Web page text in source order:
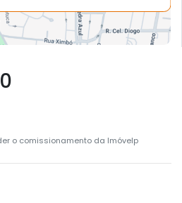
o comissionamento da Imóvelp